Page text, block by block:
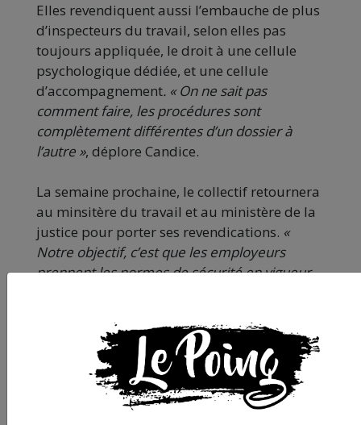
Elles revendiquent aussi l’embauche de plus
d’inspecteurs du travail, selon elles pas
toujours appliquée, le droit à une cellule
psychologique dédiée, et une cellule
d’accompagnement. « On ne sait pas
comment faire, les procédures sont
complètement différentes d’un dossier à
l’autre », déplore Candice.
La semaine prochaine, le collectif retournera
au minsitère du travail et au ministère de la
justice pour porter ses revendications. «
Notre objectif, c’est que les employeurs
prennent les normes de sécurité en vigueur.
fassent des économies, et souvent, c’est au
détriment de la sécurité », conclut Christel.